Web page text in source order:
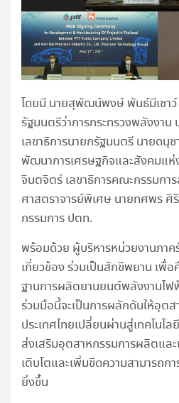
โดยมี นายสุพัฒน์พงษ์ พันธ์มีเชา
รัฐมนตรีว่าการกระทรวงพลังงา
เลขาธิการนายกรัฐมนตรี นายดนุ
พัฒนาการเศรษฐกิจและสังคมแห่
จินตจิตร์ เลขาธิการคณะกรรมกา
ศาสตราจารย์พิเศษ นายทศพร ศิ
กรรมการ ปตท.
พร้อมด้วย ผู้บริหารหน่วยงานภาค
เกี่ยวข้อง ร่วมเป็นสักขีพยาน เพื่
ฐานการผลิตยานยนต์พลังงานไฟ
ร่วมมือนี้จะเป็นการผลักดันให้อุต
ประเทศไทยเปลี่ยนผ่านสู่เทคโนโ
ส่งเสริมอุตสาหกรรมการผลิตและ
เติบโตและเพิ่มขีดความสามารถก
ยิ่งขึ้น